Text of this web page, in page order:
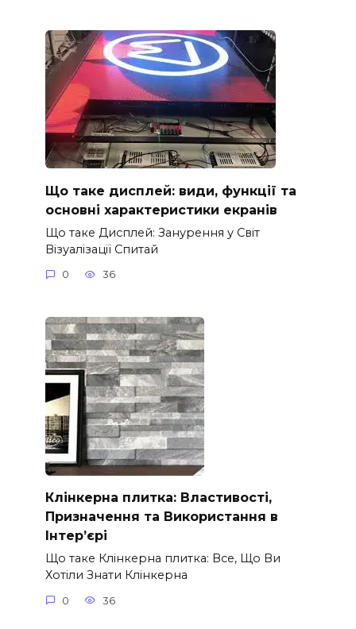
Що таке дисплей: види, функції та
основні характеристики екранів
Що таке Дисплей: Занурення у Світ
Візуалізації Спитай
0 36
Клінкерна плитка: Властивості,
Призначення та Використання в
Інтер’єрі
Що таке Клінкерна плитка: Все, Що Ви
Хотіли Знати Клінкерна
0 36